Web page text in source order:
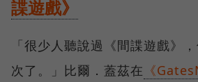
諜遊戲》
「很少人聽說過《間諜遊戲》
次了。」比爾．蓋茲在 《